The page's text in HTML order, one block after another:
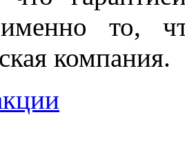
именно то,
компания.